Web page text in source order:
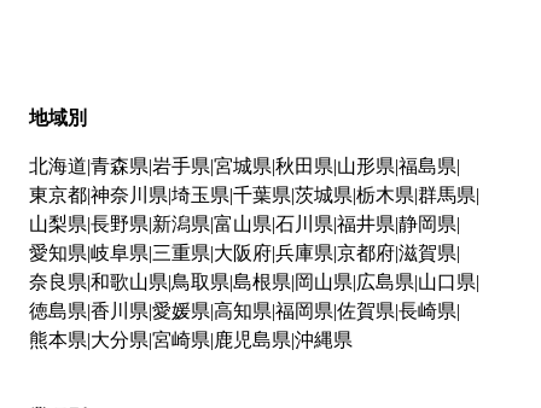
地域別
北海道 青森県 岩手県 宮城県 秋田県 山形県 福島県
東京都神奈川県 埼玉県 千葉県 茨城県 栃木県 群馬県
山梨県 長野県 新潟県 富山県 石川県 福井県 静岡県
愛知県 岐阜県 三重県 大阪府兵庫県 京都府滋賀県
奈良県 和歌山県 鳥取県 島根県 岡山県 広島県 山口県
徳島県 香川県 愛媛県 高知県 福岡県 佐賀県 長崎県
熊本県 大分県 宮崎県 鹿児島県 沖縄県